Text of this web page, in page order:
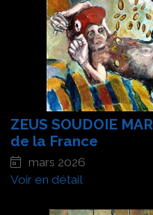
ZEUS SOUDOIE
de la France
mars 2026
Voir en détail